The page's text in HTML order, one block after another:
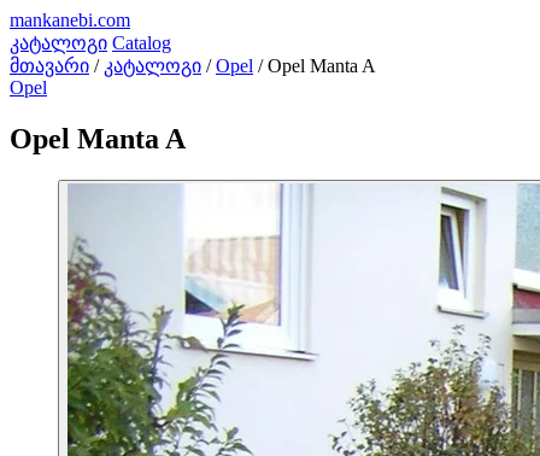
mankanebi.com
კატალოგი Catalog
მთავარი / კატალოგი / Opel / Opel Manta A
Opel
Opel Manta A